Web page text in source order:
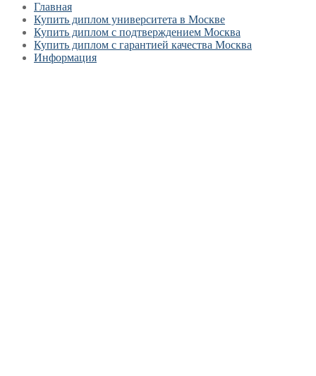
Главная
Купить диплом университета в Москве
Купить диплом с подтверждением Москва
Купить диплом с гарантией качества Москва
Информация